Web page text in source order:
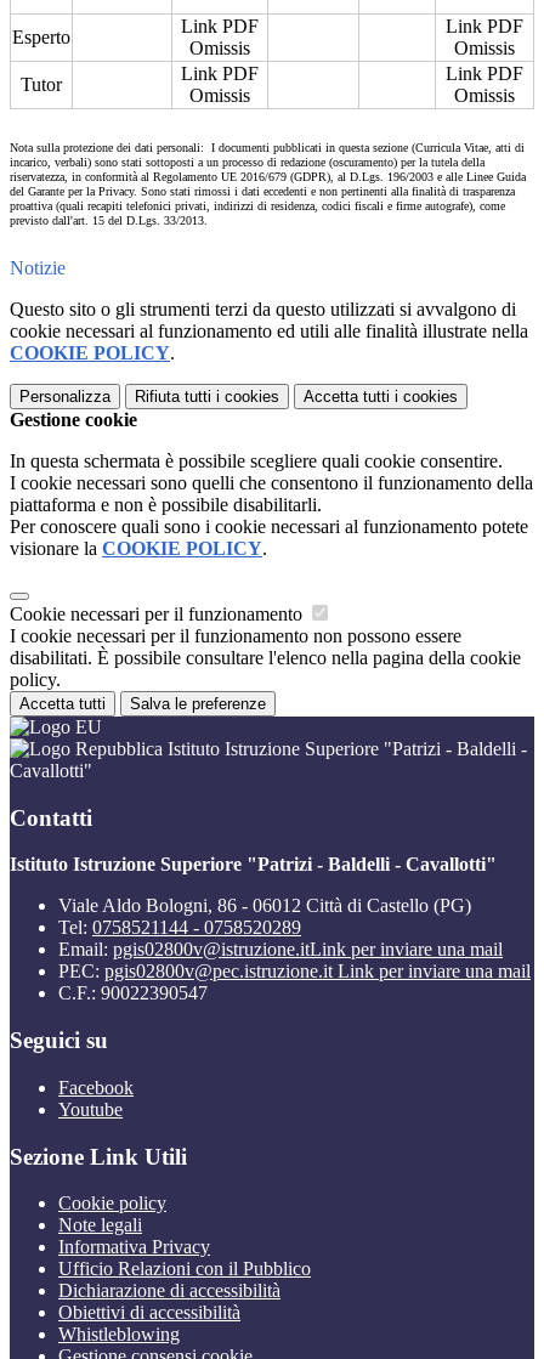
Esperto
Link PDF
Omissis
Link PDF
Omissis
Tutor
Link PDF
Omissis
Link PDF
Omissis
Nota sulla protezione dei dati personali: I documenti pubblicati in questa sezione (Curricula Vitae, atti di
incarico, verbali) sono stati sottoposti a un processo di redazione (oscuramento) per la tutela della
riservatezza, in conformità al Regolamento UE 2016/679 (GDPR), al D.Lgs. 196/2003 e alle Linee Guida
del Garante per la Privacy. Sono stati rimossi i dati eccedenti e non pertinenti alla finalità di trasparenza
proattiva (quali recapiti telefonici privati, indirizzi di residenza, codici fiscali e firme autografe), come
previsto dall'art. 15 del D.Lgs. 33/2013.
Notizie
Questo sito o gli strumenti terzi da questo utilizzati si avvalgono di
cookie necessari al funzionamento ed utili alle finalità illustrate nella
COOKIE POLICY.
Personalizza Rifiuta tutti i cookies Accetta tutti i cookies
Gestione cookie
In questa schermata è possibile scegliere quali cookie consentire.
I cookie necessari sono quelli che consentono il funzionamento della
piattaforma e non è possibile disabilitarli.
Per conoscere quali sono i cookie necessari al funzionamento potete
visionare la COOKIE POLICY.
Cookie necessari per il funzionamento
I cookie necessari per il funzionamento non possono essere
disabilitati. È possibile consultare l'elenco nella pagina della cookie
policy.
Accetta tutti Salva le preferenze
Istituto Istruzione Superiore "Patrizi - Baldelli -
Cavallotti"
Contatti
Istituto Istruzione Superiore "Patrizi - Baldelli - Cavallotti"
Viale Aldo Bologni, 86 - 06012 Città di Castello (PG)
Tel: 0758521144 - 0758520289
Email: pgis02800v@istruzione.itLink per inviare una mail
PEC: pgis02800v@pec.istruzione.itLink per inviare una mail
C.F.: 90022390547
Seguici su
Facebook
Youtube
Sezione Link Utili
Cookie policy
Note legali
Informativa Privacy
Ufficio Relazioni con il Pubblico
Dichiarazione di accessibilità
Obiettivi di accessibilità
Whistleblowing